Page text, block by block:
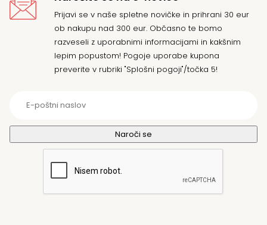
Prijavi se v naše spletne novičke in prihrani 30 eur
ob nakupu nad 300 eur. Občasno te bomo
razveseli z uporabnimi informacijami in kakšnim
lepim popustom! Pogoje uporabe kupona
preverite v rubriki "Splošni pogoji"/točka 5!